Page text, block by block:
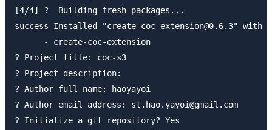
[4/4] ?  Building fresh packages...
success Installed "create-coc-extension@0.6.3" with
      - create-coc-extension
? Project title: coc-s3
? Project description:
? Author full name: haoyayoi
? Author email address: st.hao.yayoi@gmail.com
? Initialize a git repository? Yes